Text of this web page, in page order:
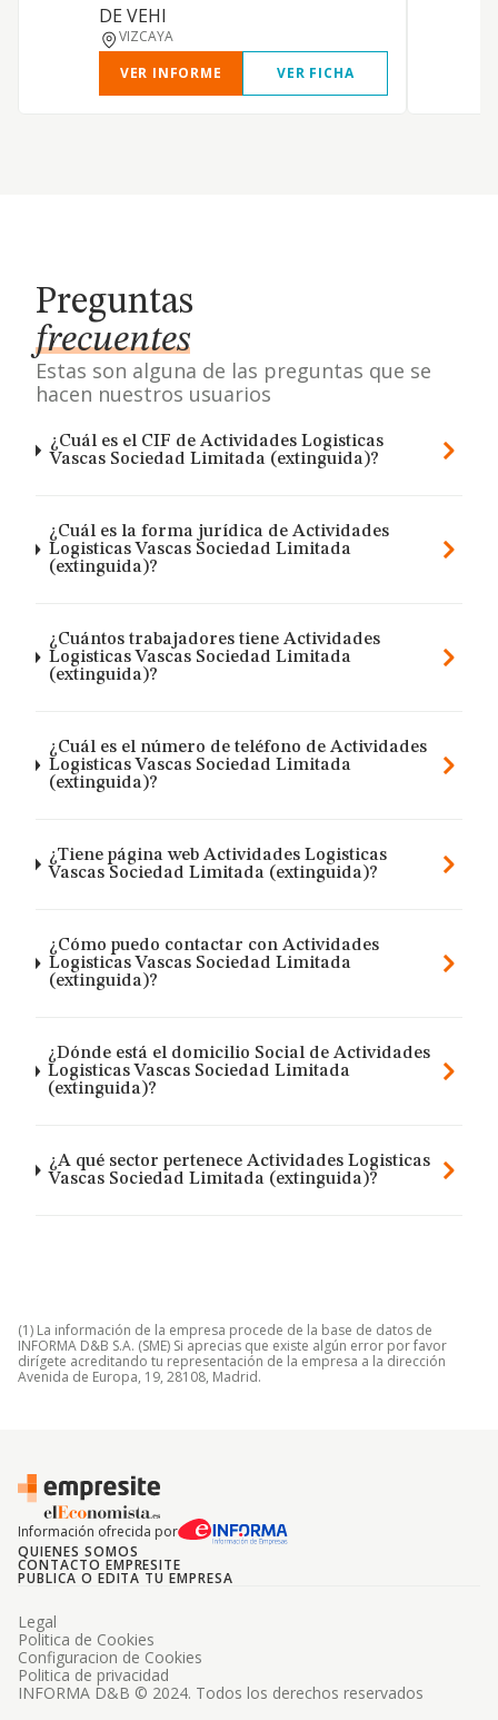
DE VEHI
VIZCAYA
VER INFORME
VER FICHA
Preguntas
frecuentes
Estas son alguna de las preguntas que se
hacen nuestros usuarios
¿Cuál es el CIF de Actividades Logisticas
Vascas Sociedad Limitada (extinguida)?
¿Cuál es la forma jurídica de Actividades
Logisticas Vascas Sociedad Limitada
(extinguida)?
¿Cuántos trabajadores tiene Actividades
Logisticas Vascas Sociedad Limitada
(extinguida)?
¿Cuál es el número de teléfono de Actividades
Logisticas Vascas Sociedad Limitada
(extinguida)?
¿Tiene página web Actividades Logisticas
Vascas Sociedad Limitada (extinguida)?
¿Cómo puedo contactar con Actividades
Logisticas Vascas Sociedad Limitada
(extinguida)?
¿Dónde está el domicilio Social de Actividades
Logisticas Vascas Sociedad Limitada
(extinguida)?
¿A qué sector pertenece Actividades Logisticas
Vascas Sociedad Limitada (extinguida)?
(1) La información de la empresa procede de la base de datos de
INFORMA D&B S.A. (SME) Si aprecias que existe algún error por favor
dirígete acreditando tu representación de la empresa a la dirección
Avenida de Europa, 19, 28108, Madrid.
Información ofrecida por
QUIENES SOMOS
CONTACTO EMPRESITE
PUBLICA O EDITA TU EMPRESA
INFORMA D&B © 2024. Todos los derechos reservados
Legal
Politica de Cookies
Configuracion de Cookies
Politica de privacidad